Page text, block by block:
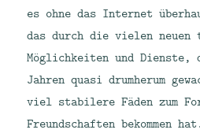
es ohne das Internet
das durch die vielen neuen
Möglichkeiten und
Jahren quasi drumherum
viel stabilere Fäden zum
Freundschaften bekommen hat.